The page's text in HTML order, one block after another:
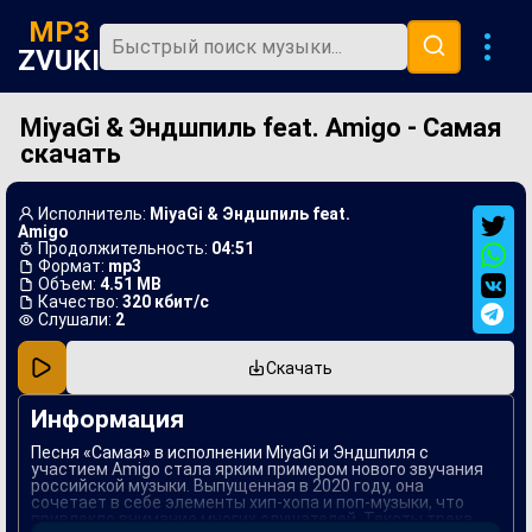
MP3
ZVUKI
Главная
Новинки
Популярная
В машину
Музыка 80х
Ремиксы
MiyaGi & Эндшпиль feat. Amigo - Самая
скачать
Исполнитель: MiyaGi & Эндшпиль feat.
Amigo
Продолжительность: 04:51
Формат: mp3
Объем: 4.51 MB
Качество: 320 кбит/с
Слушали: 2
Скачать
Информация
Песня «Самая» в исполнении MiyaGi и Эндшпиля с
участием Amigo стала ярким примером нового звучания
российской музыки. Выпущенная в 2020 году, она
сочетает в себе элементы хип-хопа и поп-музыки, что
привлекло внимание многих слушателей. Тексты трека